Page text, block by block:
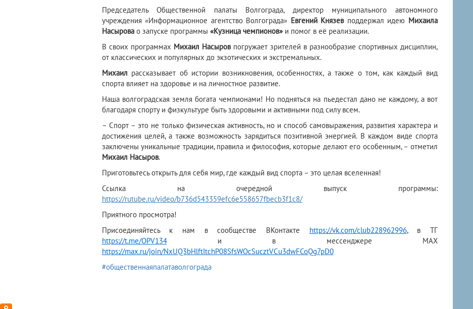
Председатель Общественной палаты Волгограда, директор муниципального автономного
учреждения «Информационное агентство Волгограда» Евгений Князевподдержал идею Михаила
Насырова о запуске программы «Кузница чемпионов»и помог в её реализации.
В своих программах Михаил Насыровпогружает зрителей в разнообразие спортивных дисциплин,
от классических и популярных до экзотических и экстремальных.
Михаил рассказывает об истории возникновения, особенностях, а также о том, как каждый вид
спорта влияет на здоровье и на личностное развитие.
Наша волгоградская земля богата чемпионами! Но подняться на пьедестал дано не каждому, а вот
благодаря спорту и физкультуре быть здоровыми и активными под силу всем.
– Спорт – это не только физическая активность, но и способ самовыражения, развития характера и
достижения целей, а также возможность зарядиться позитивной энергией. В каждом виде спорта
заключены уникальные традиции, правила и философия, которые делают его особенным, – отметил
Михаил Насыров.
Приготовьтесь открыть для себя мир, где каждый вид спорта – это целая вселенная!
Ссылка на очередной выпуск программы:
https://rutube.ru/video/b736d543359efc6e558657fbecb3f1c8/
Приятного просмотра!
Присоединяйтесь к нам в сообществе ВКонтакте https://vk.com/club228962996, в ТГ
https://t.me/OPV134и в мессенджере МАХ
https://max.ru/join/NxUQ3bHlftItchP08SfsWOcSucztVCu3dwFCoQg7pD0
#общественнаяпалатаволгограда